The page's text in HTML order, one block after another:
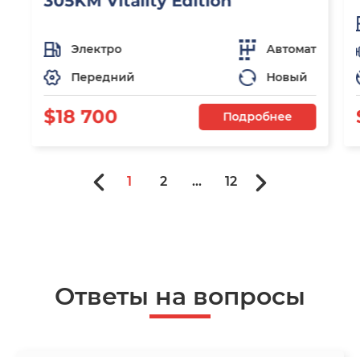
Электро
Автомат
Передний
Новый
$18 700 Подробнее
1 2 ... 12
Ответы на вопросы